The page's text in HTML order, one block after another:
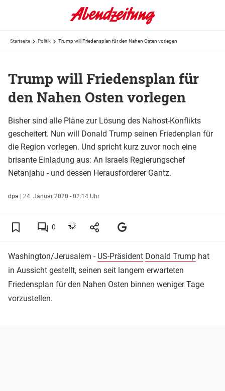
Startseite Politik Trump will Friedensplan für den Nahen Osten vorlegen
Trump will Friedensplan für
den Nahen Osten vorlegen
Bisher sind alle Pläne zur Lösung des Nahost-Konflikts
gescheitert. Nun will Donald Trump seinen Friedenplan für
die Region vorlegen. Und spricht kurz zuvor noch eine
brisante Einladung aus: An Israels Regierungschef
Netanjahu - und dessen Herausforderer Gantz.
dpa | 24. Januar 2020 - 02:14 Uhr
0
Washington/Jerusalem - US-Präsident Donald Trump hat
in Aussicht gestellt, seinen seit langem erwarteten
Friedensplan für den Nahen Osten binnen weniger Tage
vorzustellen.